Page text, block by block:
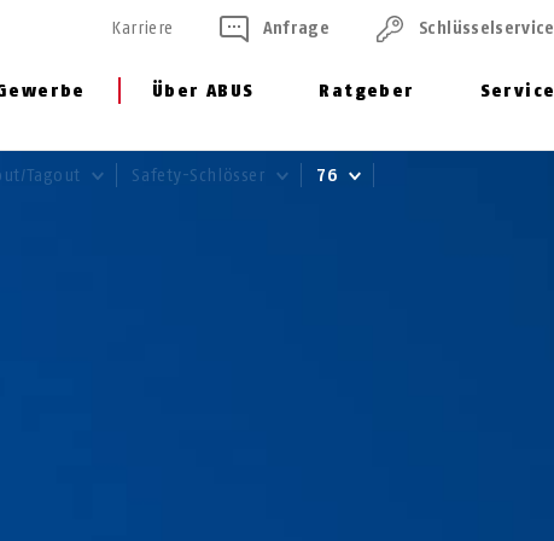
Über ABUS Ratgeber Service
Karriere Anfrage Schlüssel­service
Tagout Safety-Schlösser 76